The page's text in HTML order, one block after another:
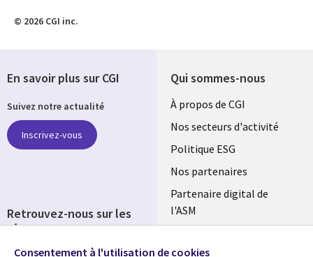
© 2026 CGI inc.
Qui sommes-nous
Useful
links
FRANCE
À propos de CGI
Nos secteurs d'activité
Politique ESG
Nos partenaires
Partenaire digital de
l'ASM
En savoir plus sur CGI
Suivez notre actualité
Inscrivez-vous
Retrouvez-nous sur les
réseaux
Consentement à l'utilisation de cookies